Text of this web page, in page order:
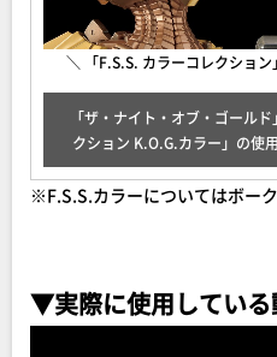
＼ 「F.S.S. カラーコレクショ
「ザ・ナイト・オブ・ゴール
クション K.O.G.カラー」の使
※F.S.S.カラーについてはボー
▼実際に使用している